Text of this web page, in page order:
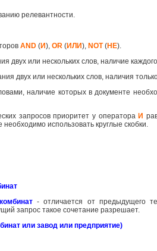
релевантности.
AND (И),OR (ИЛИ),NOT(НЕ).
двух или нескольких слов, наличие
двух или нескольких слов, наличия
наличие которых в документе
запросов приоритет у оператораИ
использовать круглые скобки.
- отличается от предыдущего
запрос такое сочетание разрешает.
или завод или предприятие)